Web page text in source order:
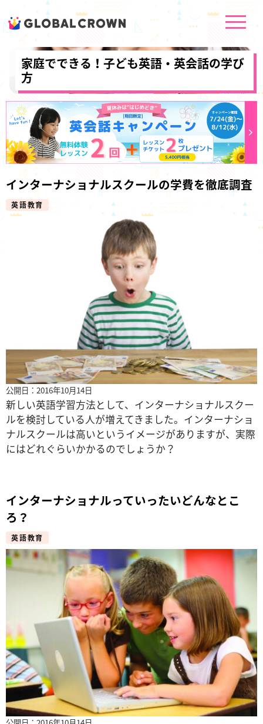
家庭でできる！子ども英語・英会話の学び
方
インターナショナルスクールの学費を徹底調査
英語教育
公開日：2016年10月14日
新しい英語学習方法として、インターナショナルスクー
ルを検討している人が増えてきました。インターナショ
ナルスクールは高いというイメージがありますが、実際
にはどれぐらいかかるのでしょうか？
インターナショナルっていったいどんなとこ
ろ？
英語教育